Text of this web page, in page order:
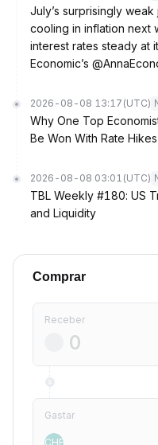
July’s surprisingly
cooling in inflation next
interest rates steady at
Economic’s
2026-08-08 13:17 (UTC)
Why One Top
Be Won With Rate Hikes
2026-08-08 03:01 (UTC)
TBL Weekly #180: US
and Liquidity
Comprar
Receber
Gastar
CHF